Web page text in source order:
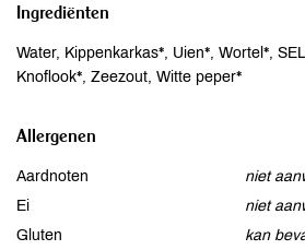
Ingrediënten
Water, Kippenkarkas*, Uien*, Wortel*,
Knoflook*, Zeezout, Witte peper*
Allergenen
Aardnoten
niet
Ei
niet
Gluten
kan